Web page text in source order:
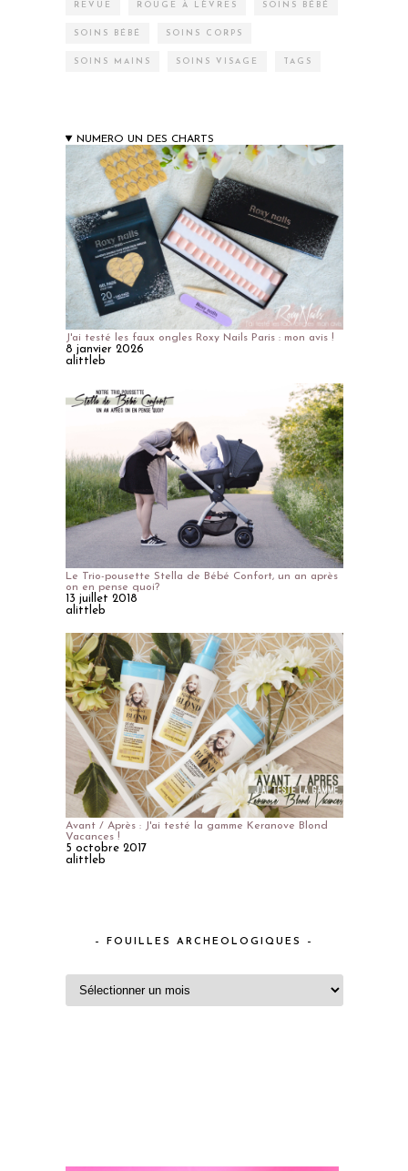
REVUE ROUGE À LÈVRES SOINS BÉBÉ
SOINS BÉBÉ SOINS CORPS
SOINS MAINS SOINS VISAGE TAGS
NUMERO UN DES CHARTS
J'ai testé les faux ongles Roxy Nails Paris : mon avis !
8 janvier 2026
alittleb
Le Trio-pousette Stella de Bébé Confort, un an après
on en pense quoi?
13 juillet 2018
alittleb
Avant / Après : J'ai testé la gamme Keranove Blond
Vacances !
5 octobre 2017
alittleb
– FOUILLES ARCHEOLOGIQUES –